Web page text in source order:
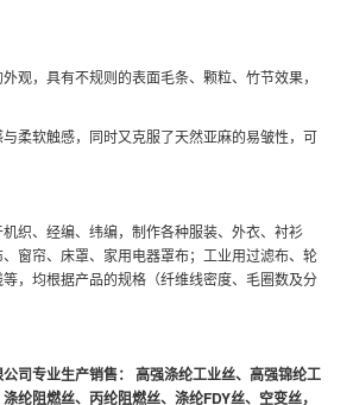
观，具有不规则的表面毛条、颗粒、竹节效果，
柔软触感，同时又克服了天然亚麻的易皱性，可
织、经编、纬编，制作各种服装、外衣、衬衫
窗帘、床罩、家用电器罩布；工业用过滤布、轮
，均根据产品的规格（纤维线密度、毛圈数及分
公司专业生产销售： 高强涤纶工业丝、高强锦纶工
纶阻燃丝、丙纶阻燃丝、涤纶FDY丝、空变丝，